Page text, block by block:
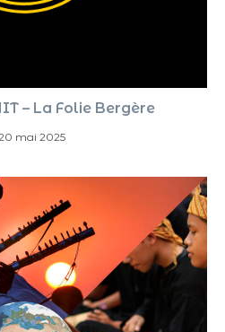
– La Folie Bergère
mai 2025